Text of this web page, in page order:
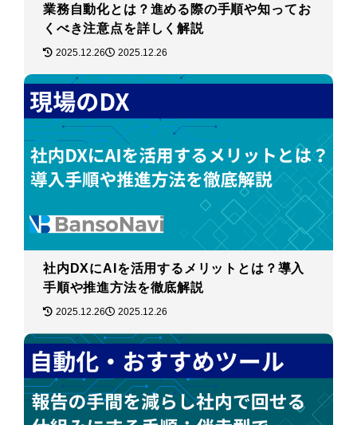
業務自動化とは？進める際の手順や知ってお
くべき注意点を詳しく解説
2025.12.26 2025.12.26
社内DXにAIを活用するメリットとは？導入
手順や推進方法を徹底解説
2025.12.26 2025.12.26